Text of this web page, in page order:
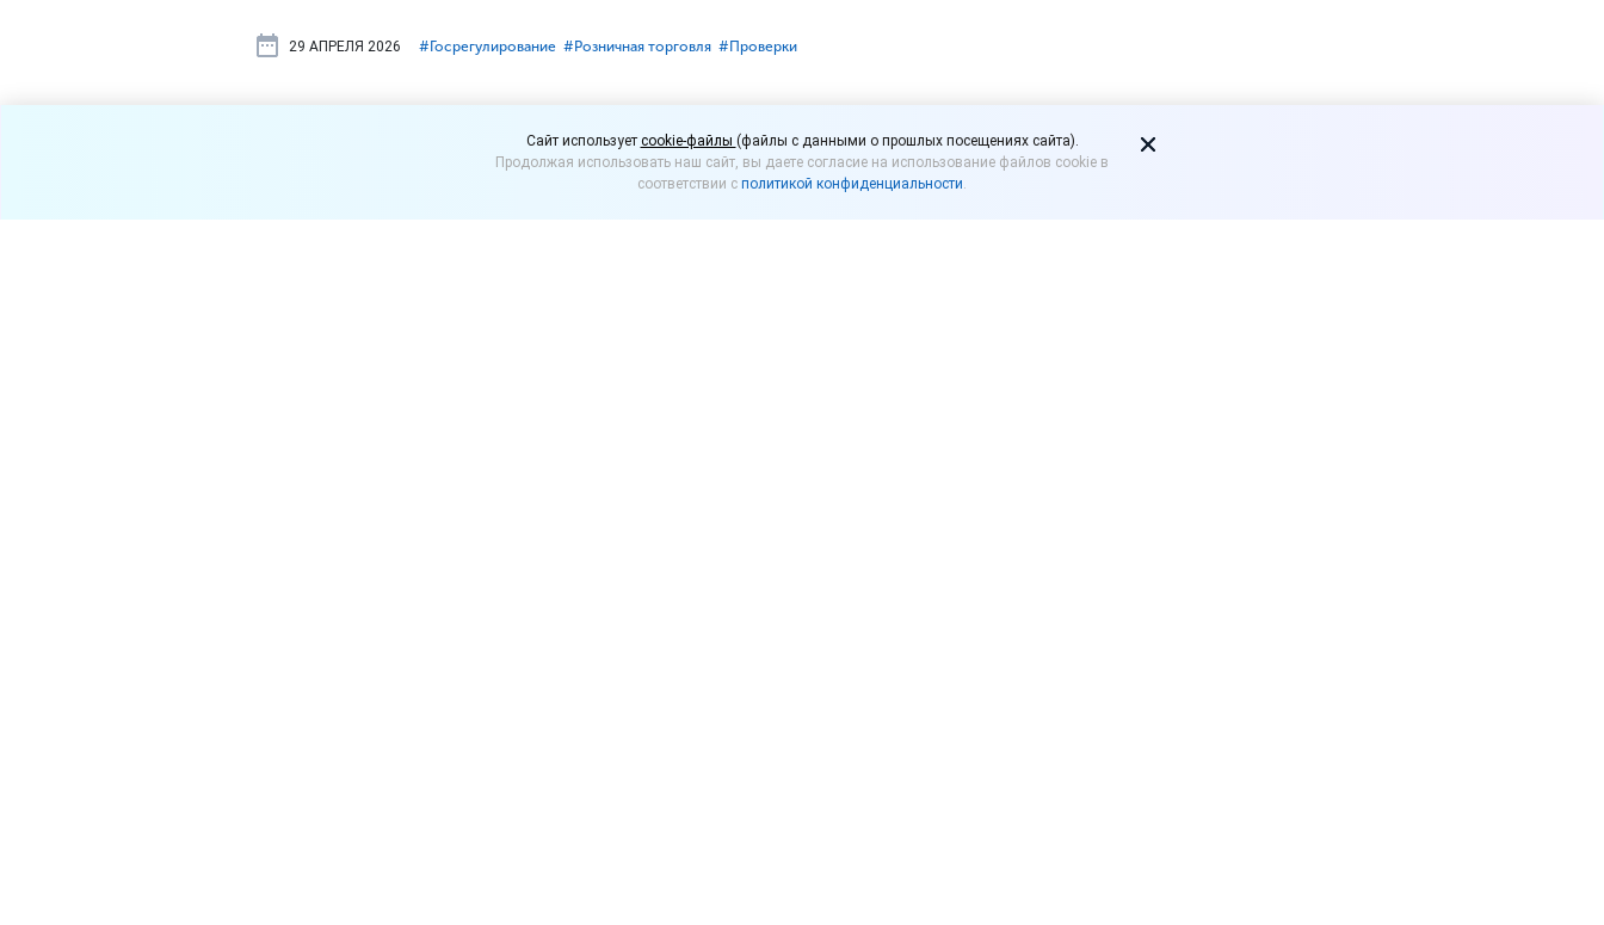
29 АПРЕЛЯ 2026 #⁣Госрегулирование #⁣Розничная торговля #⁣Проверки
В Подмосковье запрещена торговля на рынках
Cайт использует cookie-файлы (файлы с данными о прошлых посещениях сайта).
Продолжая использовать наш сайт, вы даете согласие на использование файлов cookie в
соответствии с политикой конфиденциальности.